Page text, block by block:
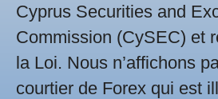
Cyprus Securities and
Commission (CySEC) et
la Loi. Nous n’affichons
courtier de Forex qui est